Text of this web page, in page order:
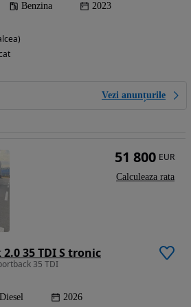
Benzina 2023
Vezi anunțurile
35 TDI S tronic
35 TDI
Diesel 2026
51 800 EUR
Calculeaza rata